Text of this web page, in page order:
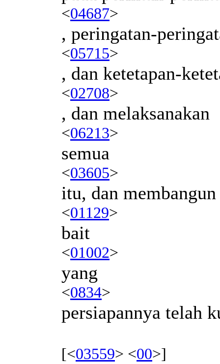
<04687>
, peringatan-
<05715>
, dan ketetapan-
<02708>
, dan melaksanakan
<06213>
semua
<03605>
itu, dan membangun
<01129>
bait
<01002>
yang
<0834>
persiapannya telah
[<03559> <00>]